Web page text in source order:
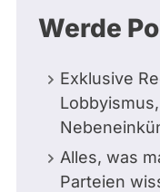
Werde
Exklusive
Alles, was
Parteien